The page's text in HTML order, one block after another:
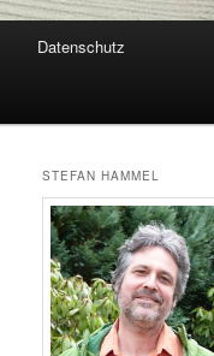
Datenschutz
STEFAN HAMMEL